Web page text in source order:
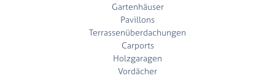
Gartenhäuser
Pavillons
Terrassenüberdachungen
Carports
Holzgaragen
Vordächer